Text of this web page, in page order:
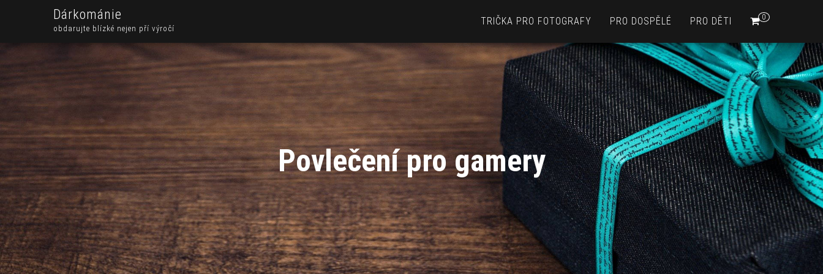
Dárkománie
obdarujte blízké nejen pří výročí
0
TRIČKA PRO FOTOGRAFY PRO DOSPĚLÉ PRO DĚTI
Povlečení pro gamery